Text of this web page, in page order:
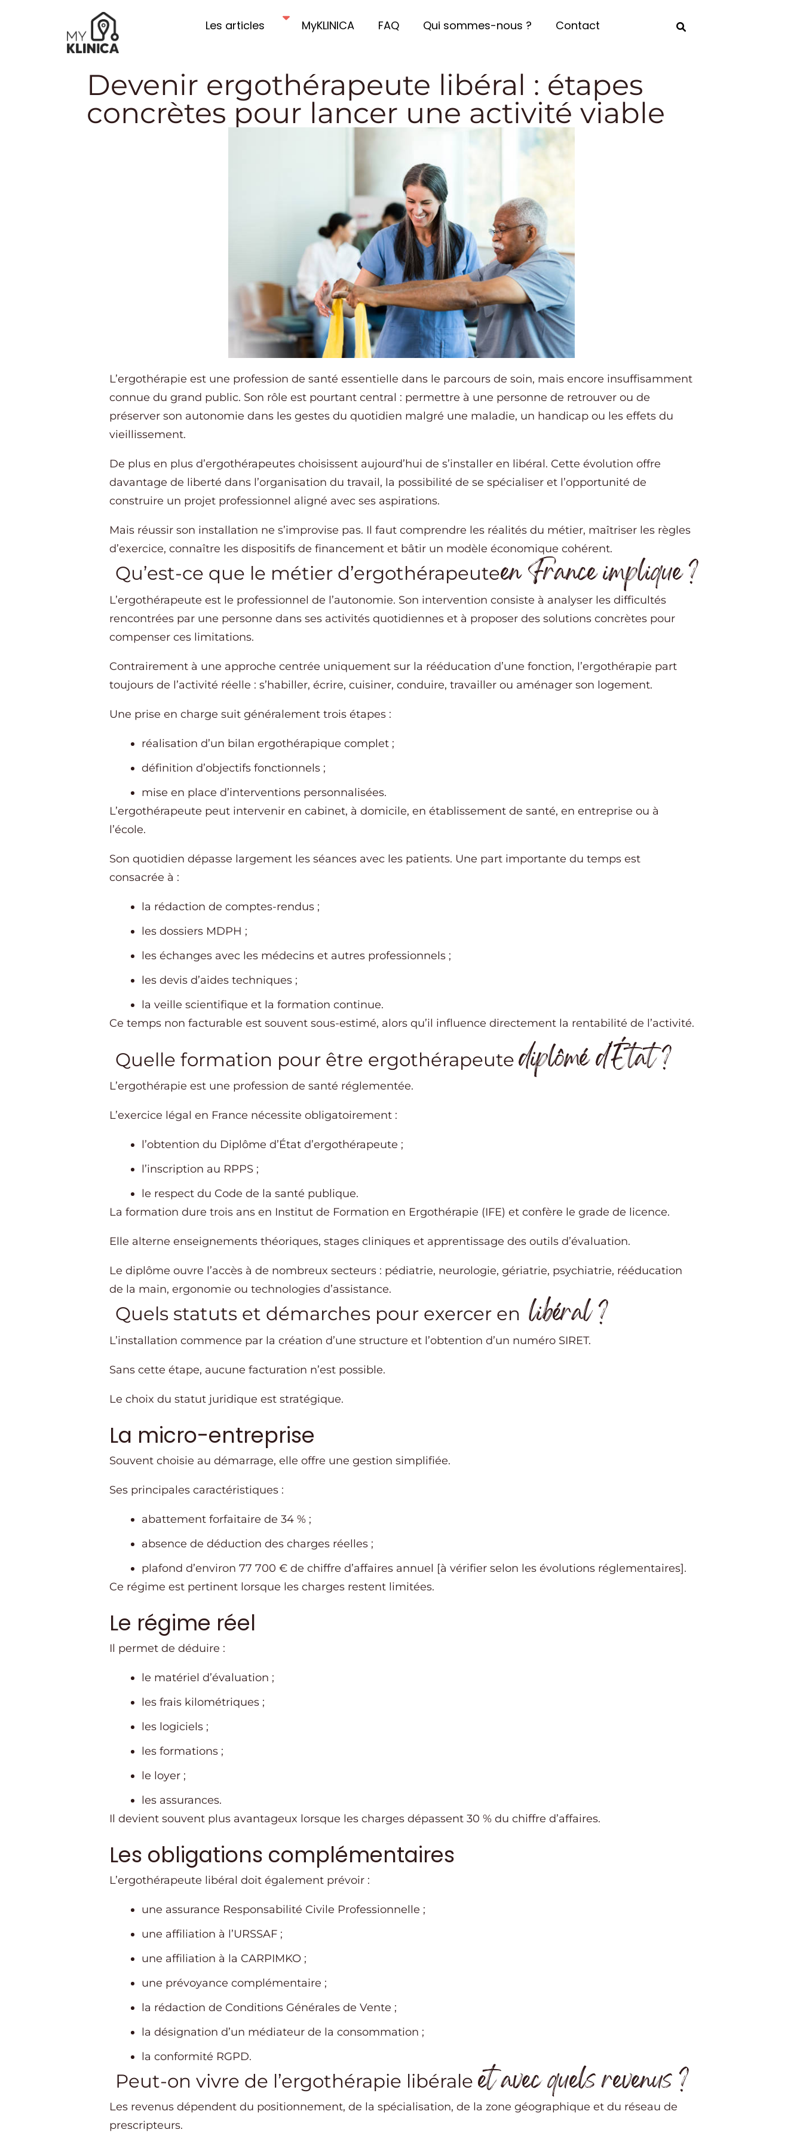
Les articles MyKLINICA FAQ Qui sommes-nous ? Contact
Devenir ergothérapeute libéral : étapes
concrètes pour lancer une activité viable
L’ergothérapie est une profession de santé essentielle dans le parcours de soin, mais encore insuffisamment
connue du grand public. Son rôle est pourtant central : permettre à une personne de retrouver ou de
préserver son autonomie dans les gestes du quotidien malgré une maladie, un handicap ou les effets du
vieillissement.
De plus en plus d’ergothérapeutes choisissent aujourd’hui de s’installer en libéral. Cette évolution offre
davantage de liberté dans l’organisation du travail, la possibilité de se spécialiser et l’opportunité de
construire un projet professionnel aligné avec ses aspirations.
Mais réussir son installation ne s’improvise pas. Il faut comprendre les réalités du métier, maîtriser les règles
d’exercice, connaître les dispositifs de financement et bâtir un modèle économique cohérent.
Qu’est-ce que le métier d’ergothérapeuteen France implique ?
L’ergothérapeute est le professionnel de l’autonomie. Son intervention consiste à analyser les difficultés
rencontrées par une personne dans ses activités quotidiennes et à proposer des solutions concrètes pour
compenser ces limitations.
Contrairement à une approche centrée uniquement sur la rééducation d’une fonction, l’ergothérapie part
toujours de l’activité réelle : s’habiller, écrire, cuisiner, conduire, travailler ou aménager son logement.
Une prise en charge suit généralement trois étapes :
réalisation d’un bilan ergothérapique complet ;
définition d’objectifs fonctionnels ;
mise en place d’interventions personnalisées.
L’ergothérapeute peut intervenir en cabinet, à domicile, en établissement de santé, en entreprise ou à
l’école.
Son quotidien dépasse largement les séances avec les patients. Une part importante du temps est
consacrée à :
la rédaction de comptes-rendus ;
les dossiers MDPH ;
les échanges avec les médecins et autres professionnels ;
les devis d’aides techniques ;
la veille scientifique et la formation continue.
Ce temps non facturable est souvent sous-estimé, alors qu’il influence directement la rentabilité de l’activité.
Quelle formation pour être ergothérapeute diplômé d’État ?
L’ergothérapie est une profession de santé réglementée.
L’exercice légal en France nécessite obligatoirement :
l’obtention du Diplôme d’État d’ergothérapeute ;
l’inscription au RPPS ;
le respect du Code de la santé publique.
La formation dure trois ans en Institut de Formation en Ergothérapie (IFE) et confère le grade de licence.
Elle alterne enseignements théoriques, stages cliniques et apprentissage des outils d’évaluation.
Le diplôme ouvre l’accès à de nombreux secteurs : pédiatrie, neurologie, gériatrie, psychiatrie, rééducation
de la main, ergonomie ou technologies d’assistance.
Quels statuts et démarches pour exercer en libéral ?
L’installation commence par la création d’une structure et l’obtention d’un numéro SIRET.
Sans cette étape, aucune facturation n’est possible.
Le choix du statut juridique est stratégique.
La micro-entreprise
Souvent choisie au démarrage, elle offre une gestion simplifiée.
Ses principales caractéristiques :
abattement forfaitaire de 34 % ;
absence de déduction des charges réelles ;
plafond d’environ 77 700 € de chiffre d’affaires annuel [à vérifier selon les évolutions réglementaires].
Ce régime est pertinent lorsque les charges restent limitées.
Le régime réel
Il permet de déduire :
le matériel d’évaluation ;
les frais kilométriques ;
les logiciels ;
les formations ;
le loyer ;
les assurances.
Il devient souvent plus avantageux lorsque les charges dépassent 30 % du chiffre d’affaires.
Les obligations complémentaires
L’ergothérapeute libéral doit également prévoir :
une assurance Responsabilité Civile Professionnelle ;
une affiliation à l’URSSAF ;
une affiliation à la CARPIMKO ;
une prévoyance complémentaire ;
la rédaction de Conditions Générales de Vente ;
la désignation d’un médiateur de la consommation ;
la conformité RGPD.
Peut-on vivre de l’ergothérapie libérale et avec quels revenus ?
Les revenus dépendent du positionnement, de la spécialisation, de la zone géographique et du réseau de
prescripteurs.